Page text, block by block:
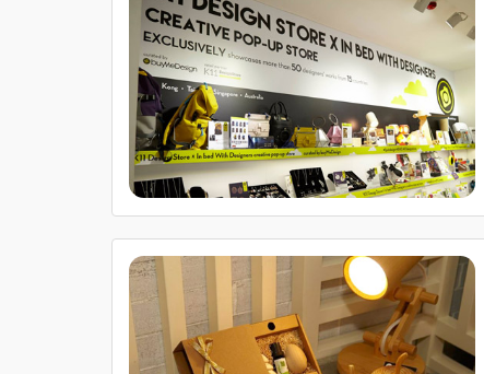
無垢家具、原木家具、日檜木家具、不上漆家具、不貼皮
品牌簡介
我們相信：只有真正認識木材，才能更進一步學習善待環境
2008年成立的一郎木創，十年走來，持續自行從日本人工
享受真正無毒、永續環保的生活。
甚麼是「無垢與三不堅持」？
「無垢」這個詞來自日文，意思是『木頭原來的樣子』。
持出品牌的無垢哲學。
日本檜木家具比無印良品更好